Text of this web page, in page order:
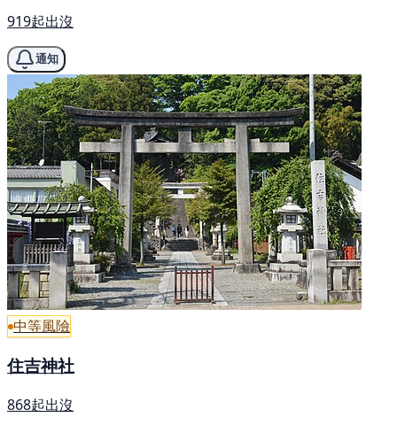
919起出沒
通知
中等風險
住吉神社
868起出沒